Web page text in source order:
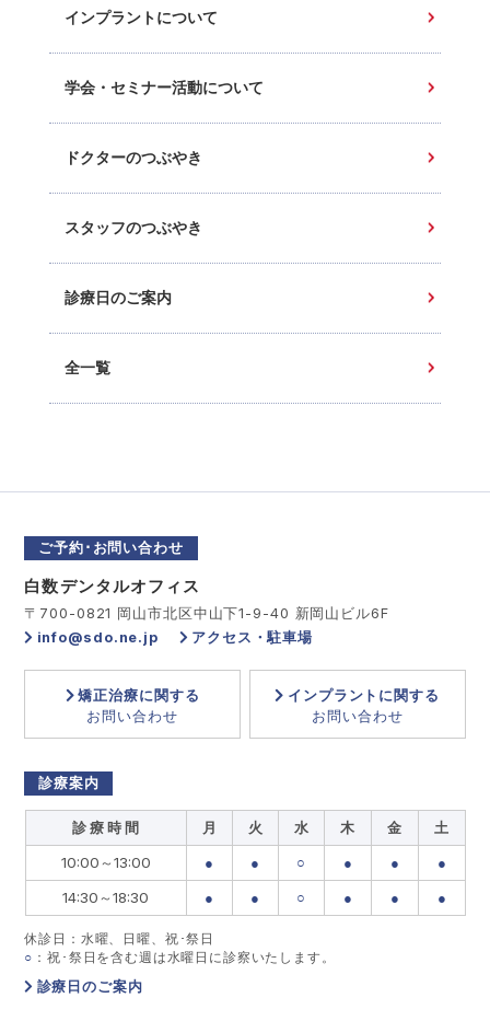
インプラントについて
学会・セミナー活動について
ドクターのつぶやき
スタッフのつぶやき
診療日のご案内
全一覧
ご予約･お問い合わせ
白数デンタルオフィス
〒700-0821 岡山市北区中山下1-9-40 新岡山ビル6F
info@sdo.ne.jp
アクセス・駐車場
矯正治療に関する
お問い合わせ
インプラントに関する
お問い合わせ
診療案内
診 療 時 間 月 火 水 木 金
土
10:00～13:00
● ● ○ ● ●
●
14:30～18:30
● ● ○ ● ● ●
休診日：水曜、日曜、祝･祭日
○ ：祝･祭日を含む週は水曜日に診察いたします。
診療日のご案内